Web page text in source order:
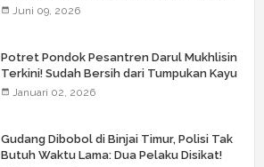
Juni 09, 2026
Potret Pondok Pesantren Darul Mukhlisin
Terkini! Sudah Bersih dari Tumpukan Kayu
Januari 02, 2026
Gudang Dibobol di Binjai Timur, Polisi Tak
Butuh Waktu Lama: Dua Pelaku Disikat!